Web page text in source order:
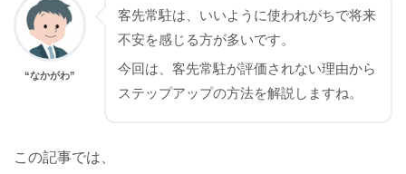
“なかがわ”
客先常駐は、いいように使われがちで将来
不安を感じる方が多いです。
今回は、客先常駐が評価されない理由から
ステップアップの方法を解説しますね。
この記事では、